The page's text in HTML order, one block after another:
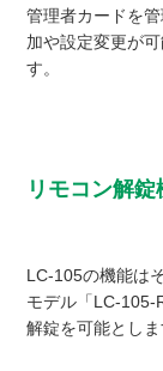
管理者カードを
加や設定変更が
す。
リモコン解錠
LC-105の機能は
モデル「LC-105-
解錠を可能としま